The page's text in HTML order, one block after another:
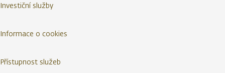
Investiční služby
Informace o cookies
Přístupnost služeb